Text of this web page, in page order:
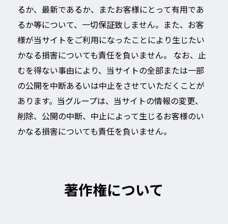
るか、最新であるか、またお客様にとって有用であ
るか等について、一切保証致しません。また、お客
様が当サイトをご利用になったことにより生じたい
かなる損害についても責任を負いません。 なお、止
むを得ない事由により、当サイトの全部または一部
の公開を中断あるいは中止をさせていただくことが
あります。当グループは、当サイトの情報の変更、
削除、公開の中断、中止によって生じるお客様のい
かなる損害についても責任を負いません。
著作権について